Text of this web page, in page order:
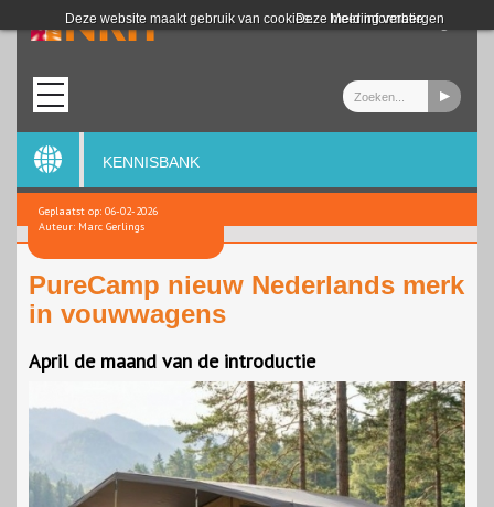
Deze website maakt gebruik van cookies. Meer informatie
Deze melding verbergen
Login
KENNISBANK
Geplaatst op: 06-02-2026
Auteur: Marc Gerlings
PureCamp nieuw Nederlands merk
in vouwwagens
April de maand van de introductie